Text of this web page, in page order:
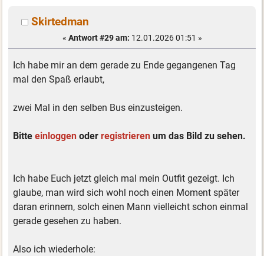
Skirtedman
« Antwort #29 am: 12.01.2026 01:51 »
Ich habe mir an dem gerade zu Ende gegangenen Tag
mal den Spaß erlaubt,
zwei Mal in den selben Bus einzusteigen.
Bitteeinloggen oderregistrieren um das Bild zu sehen.
Ich habe Euch jetzt gleich mal mein Outfit gezeigt. Ich
glaube, man wird sich wohl noch einen Moment später
daran erinnern, solch einen Mann vielleicht schon einmal
gerade gesehen zu haben.
Also ich wiederhole: